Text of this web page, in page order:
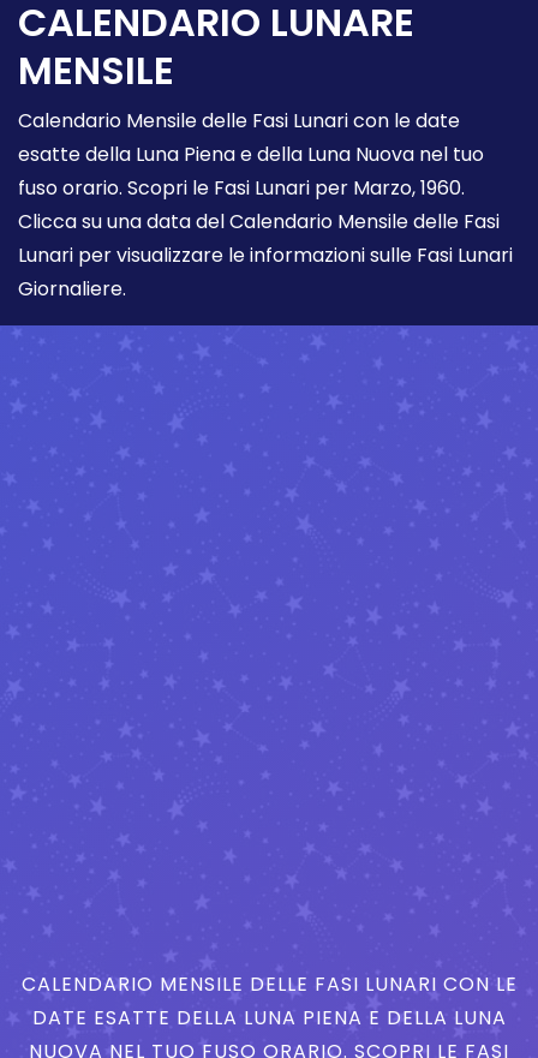
CALENDARIO LUNARE
MENSILE
Calendario Mensile delle Fasi Lunari con le date
esatte della Luna Piena e della Luna Nuova nel tuo
fuso orario. Scopri le Fasi Lunari per Marzo, 1960.
Clicca su una data del Calendario Mensile delle Fasi
Lunari per visualizzare le informazioni sulle Fasi Lunari
Giornaliere.
CALENDARIO MENSILE DELLE FASI LUNARI CON LE
DATE ESATTE DELLA LUNA PIENA E DELLA LUNA
NUOVA NEL TUO FUSO ORARIO. SCOPRI LE FASI